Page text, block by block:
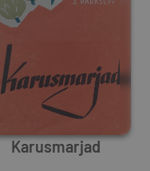
Karusmarjad